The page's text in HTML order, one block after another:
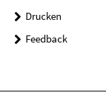
Drucken
Feedback